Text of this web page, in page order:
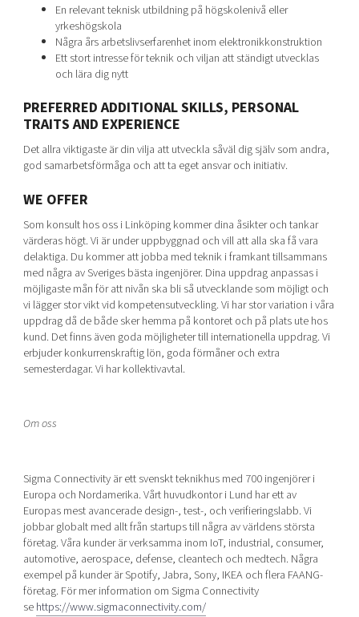
En relevant teknisk utbildning på högskolenivå eller
yrkeshögskola
Några års arbetslivserfarenhet inom elektronikkonstruktion
Ett stort intresse för teknik och viljan att ständigt utvecklas
och lära dig nytt
PREFERRED ADDITIONAL SKILLS, PERSONAL
TRAITS AND EXPERIENCE
Det allra viktigaste är din vilja att utveckla såväl dig själv som andra,
god samarbetsförmåga och att ta eget ansvar och initiativ.
WE OFFER
Som konsult hos oss i Linköping kommer dina åsikter och tankar
värderas högt. Vi är under uppbyggnad och vill att alla ska få vara
delaktiga. Du kommer att jobba med teknik i framkant tillsammans
med några av Sveriges bästa ingenjörer. Dina uppdrag anpassas i
möjligaste mån för att nivån ska bli så utvecklande som möjligt och
vi lägger stor vikt vid kompetensutveckling. Vi har stor variation i våra
uppdrag då de både sker hemma på kontoret och på plats ute hos
kund. Det finns även goda möjligheter till internationella uppdrag. Vi
erbjuder konkurrenskraftig lön, goda förmåner och extra
semesterdagar. Vi har kollektivavtal.
Om oss
Sigma Connectivity är ett svenskt teknikhus med 700 ingenjörer i
Europa och Nordamerika. Vårt huvudkontor i Lund har ett av
Europas mest avancerade design-, test-, och verifieringslabb. Vi
jobbar globalt med allt från startups till några av världens största
företag. Våra kunder är verksamma inom IoT, industrial, consumer,
automotive, aerospace, defense, cleantech och medtech. Några
exempel på kunder är Spotify, Jabra, Sony, IKEA och flera FAANG-
företag. För mer information om Sigma Connectivity
sehttps://www.sigmaconnectivity.com/